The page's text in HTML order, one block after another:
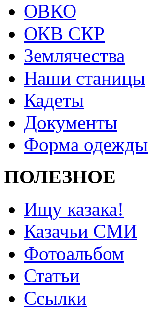
ОВКО
ОКВ СКР
Землячества
Наши станицы
Кадеты
Документы
Форма одежды
ПОЛЕЗНОЕ
Ищу казака!
Казачьи СМИ
Фотоальбом
Статьи
Ссылки